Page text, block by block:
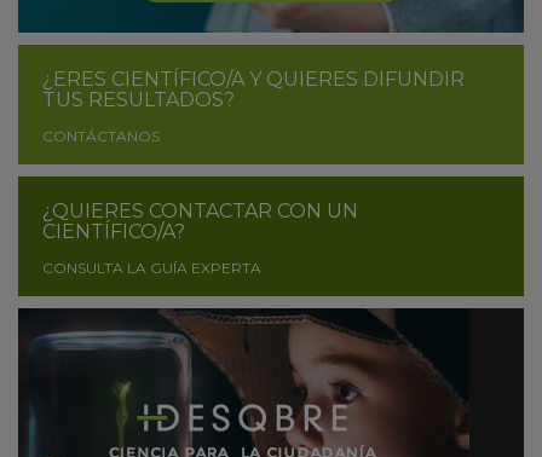
¿ERES CIENTÍFICO/A Y QUIERES DIFUNDIR
TUS RESULTADOS?
CONTÁCTANOS
¿QUIERES CONTACTAR CON UN
CIENTÍFICO/A?
CONSULTA LA GUÍA EXPERTA